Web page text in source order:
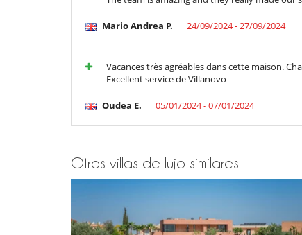
Mario Andrea P. 24/09/2024 - 27/09/2024
Vacances très agréables dans cette maison.
Excellent service de Villanovo
Oudea E. 05/01/2024 - 07/01/2024
Otras villas de lujo similares